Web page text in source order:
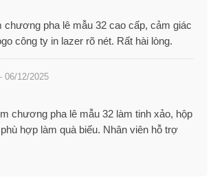
chương pha lê mẫu 32 cao cấp, cảm giác
công ty in lazer rõ nét. Rất hài lòng.
06/12/2025
chương pha lê mẫu 32 làm tinh xảo, hộp
hợp làm quà biếu. Nhân viên hỗ trợ